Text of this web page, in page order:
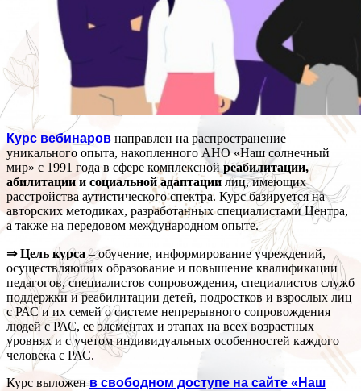
Курс вебинаров направлен на распространение
уникального опыта, накопленного АНО «Наш солнечный
мир» с 1991 года в сфере комплексной реабилитации,
абилитации и социальной адаптациилиц, имеющих
расстройства аутистического спектра. Курс базируется на
авторских методиках, разработанных специалистами Центра,
а также на передовом международном опыте.
⇒ Цель курса – обучение, информирование учреждений,
осуществляющих образование и повышение квалификации
педагогов, специалистов сопровождения, специалистов служб
поддержки и реабилитации детей, подростков и взрослых лиц
с РАС и их семей о системе непрерывного сопровождения
людей с РАС, ее элементах и этапах на всех возрастных
уровнях и с учетом индивидуальных особенностей каждого
человека с РАС.
Курс выложенв свободном доступе на сайте «Наш